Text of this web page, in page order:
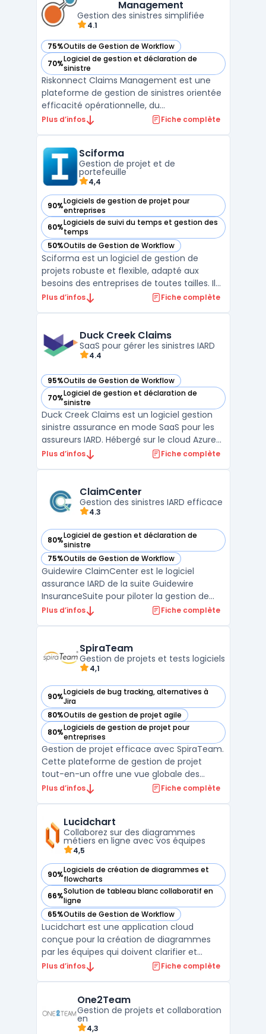
besoins ...
Management
Gestion des sinistres simplifiée
4.1
75%Outils de Gestion de Workflow
— voir Riskonnect Claims Management dans cette
70%Logiciel de gestion et déclaration de
sinistre
— voir Riskonnect Claims Management dans cette
Riskonnect Claims Management est une
plateforme de gestion de sinistres orientée
efficacité opérationnelle, du
référencement des réclamations jusqu’au
parties prenantes) et automatise les
tâches répétitives pour réduire le ...
Plus d’infos Fiche complète
Sciforma
Gestion de projet et de
portefeuille
4,4
90%Logiciels de gestion de projet pour
entreprises
— voir Sciforma dans cette catégorie
60%Logiciels de suivi du temps et gestion des
temps
— voir Sciforma dans cette catégorie
50%Outils de Gestion de Workflow
— voir Sciforma dans cette catégorie
Sciforma est un logiciel de gestion de
projets robuste et flexible, adapté aux
besoins des entreprises de toutes tailles. Il
offre des fonctionnalités complètes pour la
travailler de manière efficace et harmonieu
...
Plus d’infos Fiche complète
Duck Creek Claims
SaaS pour gérer les sinistres IARD
4.4
95%Outils de Gestion de Workflow
— voir Duck Creek Claims dans cette catégorie
70%Logiciel de gestion et déclaration de
sinistre
— voir Duck Creek Claims dans cette catégorie
Duck Creek Claims est un logiciel gestion
sinistre assurance en mode SaaS pour les
assureurs IARD. Hébergé sur le cloud Azure
assurance, il s’intègre au SI via APIs ouvertes
couvrant la conformité, la traçabilité et
l’efficacité ...
Plus d’infos Fiche complète
ClaimCenter
Gestion des sinistres IARD efficace
4.3
80%Logiciel de gestion et déclaration de
sinistre
— voir ClaimCenter dans cette catégorie
75%Outils de Gestion de Workflow
— voir ClaimCenter dans cette catégorie
Guidewire ClaimCenter est le logiciel
assurance IARD de la suite Guidewire
InsuranceSuite pour piloter la gestion de
sinistre assurance de bout en bout. Conçu
déclaration initiale (FNOL) jusqu’à la clôture,
avec des rè ...
Plus d’infos Fiche complète
SpiraTeam
Gestion de projets et tests logiciels
4,1
90%Logiciels de bug tracking, alternatives à
Jira
— voir SpiraTeam dans cette catégorie
80%Outils de gestion de projet agile
— voir SpiraTeam dans cette catégorie
80%Logiciels de gestion de projet pour
entreprises
— voir SpiraTeam dans cette catégorie
Gestion de projet efficace avec SpiraTeam.
Cette plateforme de gestion de projet
tout-en-un offre une vue globale des
projets en cours, permettant de suivre les
outils de gestion de projets, SpiraTeam
facilite la co ...
Plus d’infos Fiche complète
Lucidchart
Collaborez sur des diagrammes
métiers en ligne avec vos équipes
4,5
90%Logiciels de création de diagrammes et
flowcharts
— voir Lucidchart dans cette catégorie
66%Solution de tableau blanc collaboratif en
ligne
— voir Lucidchart dans cette catégorie
65%Outils de Gestion de Workflow
— voir Lucidchart dans cette catégorie
Lucidchart est une application cloud
conçue pour la création de diagrammes
par les équipes qui doivent clarifier et
partager des processus à distance. Cette
documentaire centralisée. Lucidchart
s'adresse aux gr ...
Plus d’infos Fiche complète
One2Team
Gestion de projets et collaboration
en
4,3